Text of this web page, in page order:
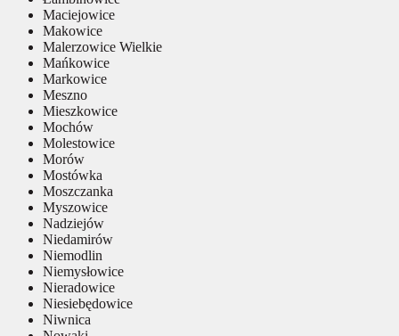
Maciejowice
Makowice
Malerzowice Wielkie
Mańkowice
Markowice
Meszno
Mieszkowice
Mochów
Molestowice
Morów
Mostówka
Moszczanka
Myszowice
Nadziejów
Niedamirów
Niemodlin
Niemysłowice
Nieradowice
Niesiebędowice
Niwnica